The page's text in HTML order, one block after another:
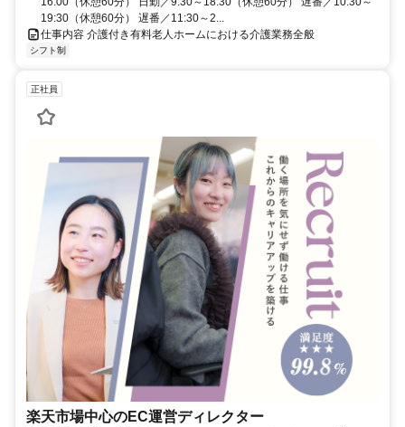
19:30（休憩60分） 遅番／11:30～2...
仕事内容 介護付き有料老人ホームにおける介護業務全般
シフト制
正社員
楽天市場中心のEC運営ディレクター